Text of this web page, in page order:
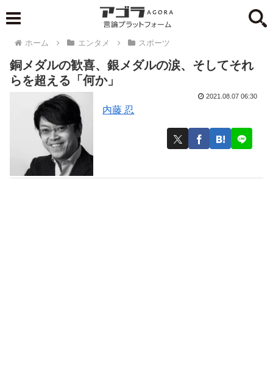
ホーム エンタメ スポーツ
銅メダルの歓喜、銀メダルの涙、そしてそれ
らを超える「何か」
内藤 忍
2021.08.07 06:30